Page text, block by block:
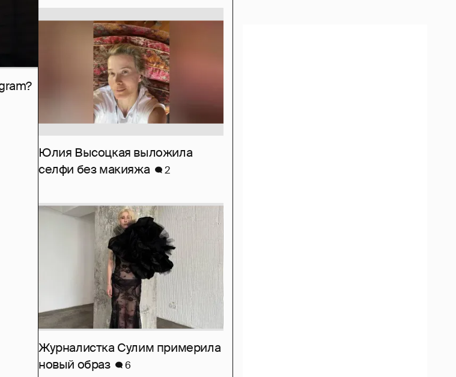
Юлия Высоцкая выложила
селфи без макияжа
2
Журналистка Сулим примерила
новый образ
6